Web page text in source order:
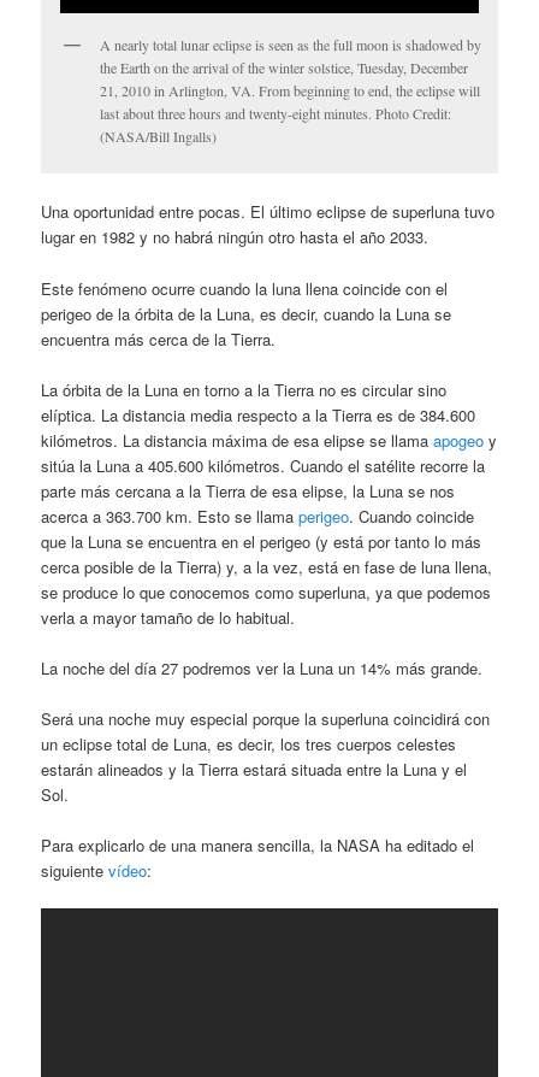
A nearly total lunar eclipse is seen as the full moon is shadowed by
the Earth on the arrival of the winter solstice, Tuesday, December
21, 2010 in Arlington, VA. From beginning to end, the eclipse will
last about three hours and twenty-eight minutes. Photo Credit:
(NASA/Bill Ingalls)
Una oportunidad entre pocas. El último eclipse de superluna tuvo
lugar en 1982 y no habrá ningún otro hasta el año 2033.
Este fenómeno ocurre cuando la luna llena coincide con el
perigeo de la órbita de la Luna, es decir, cuando la Luna se
encuentra más cerca de la Tierra.
La órbita de la Luna en torno a la Tierra no es circular sino
elíptica. La distancia media respecto a la Tierra es de 384.600
kilómetros. La distancia máxima de esa elipse se llamaapogeo y
sitúa la Luna a 405.600 kilómetros. Cuando el satélite recorre la
parte más cercana a la Tierra de esa elipse, la Luna se nos
acerca a 363.700 km. Esto se llamaperigeo. Cuando coincide
que la Luna se encuentra en el perigeo (y está por tanto lo más
cerca posible de la Tierra) y, a la vez, está en fase de luna llena,
se produce lo que conocemos como superluna, ya que podemos
verla a mayor tamaño de lo habitual.
La noche del día 27 podremos ver la Luna un 14% más grande.
Será una noche muy especial porque la superluna coincidirá con
un eclipse total de Luna, es decir, los tres cuerpos celestes
estarán alineados y la Tierra estará situada entre la Luna y el
Sol.
Para explicarlo de una manera sencilla, la NASA ha editado el
siguientevídeo: